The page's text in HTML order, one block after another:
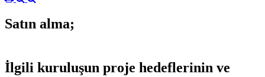
Satın alma;
İlgili kuruluşun proje hedeflerinin ve